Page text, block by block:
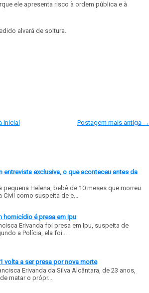
ele apresenta risco à ordem pública e à
alvará de soltura.
Postagem mais antiga →
inicial
entrevista exclusiva, o que aconteceu antes da
Helena, bebê de 10 meses que morreu
Civil como suspeita de e...
homicídio é presa em Ipu
Erivanda foi presa em Ipu, suspeita de
a Polícia, ela foi...
volta a ser presa por nova morte
Erivanda da Silva Alcântara, de 23 anos,
matar o própr...